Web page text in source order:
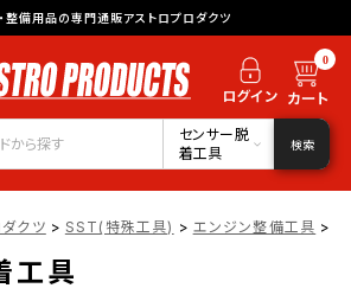
整備用品の専門通販アストロプロダクツ
0
センサー脱
着工具
検索
クツ > SST(特殊工具) > エンジン整備工具 >
工具